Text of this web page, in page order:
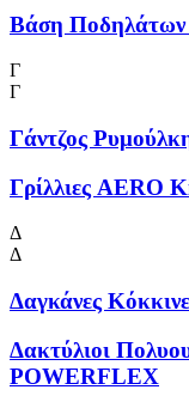
Βάση
Γ
Γ
Γάντζος
Γρίλλιες AERO
Δ
Δ
Δαγκάνες
Δακτύλιοι
POWERFLEX